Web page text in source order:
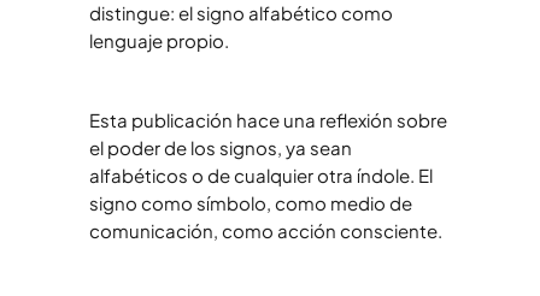
distingue: el signo alfabético como
lenguaje propio.
Esta publicación hace una reflexión sobre
el poder de los signos, ya sean
alfabéticos o de cualquier otra índole. El
signo como símbolo, como medio de
comunicación, como acción consciente.